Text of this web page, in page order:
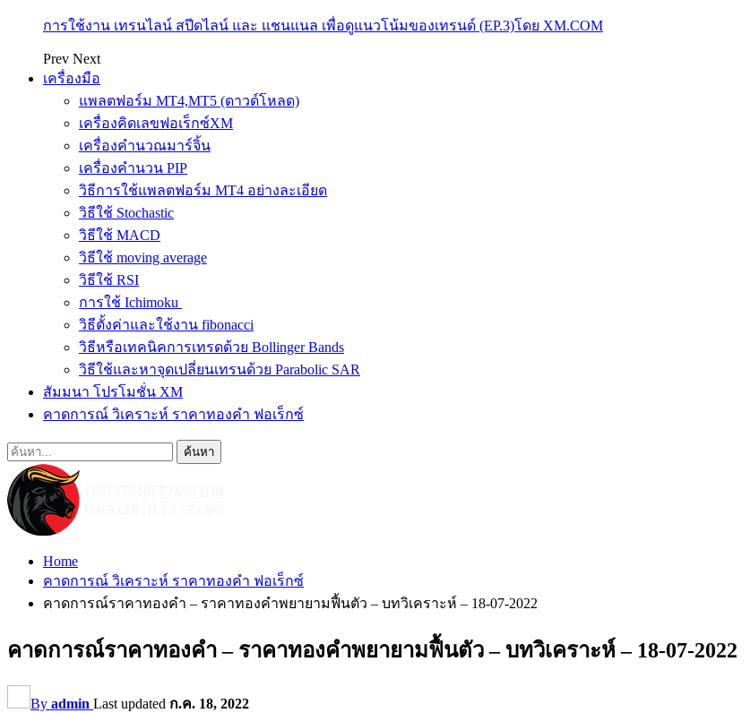
การใช้งาน เทรนไลน์ สปีดไลน์ และ แชนแนล เพื่อดูแนวโน้มของเทรนด์ (EP.3)โดย XM.COM
Prev Next
เครื่องมือ
แพลตฟอร์ม MT4,MT5 (ดาวด์โหลด)
เครื่องคิดเลขฟอเร็กซ์XM
เครื่องคำนวณมาร์จิ้น
เครื่องคำนวน PIP
วิธีการใช้แพลตฟอร์ม MT4 อย่างละเอียด
วิธีใช้ Stochastic
วิธีใช้ MACD
วิธีใช้ moving average
วิธีใช้ RSI
การใช้ Ichimoku
วิธีตั้งค่าและใช้งาน fibonacci
วิธีหรือเทคนิคการเทรดด้วย Bollinger Bands
วิธีใช้และหาจุดเปลี่ยนเทรนด้วย Parabolic SAR
สัมมนา โปรโมชั่น XM
คาดการณ์ วิเคราะห์ ราคาทองคำ ฟอเร็กซ์
Home
คาดการณ์ วิเคราะห์ ราคาทองคำ ฟอเร็กซ์
คาดการณ์ราคาทองคำ – ราคาทองคำพยายามฟื้นตัว – บทวิเคราะห์ – 18-07-2022
คาดการณ์ราคาทองคำ – ราคาทองคำพยายามฟื้นตัว – บทวิเคราะห์ – 18-07-2022
By admin Last updated ก.ค. 18, 2022